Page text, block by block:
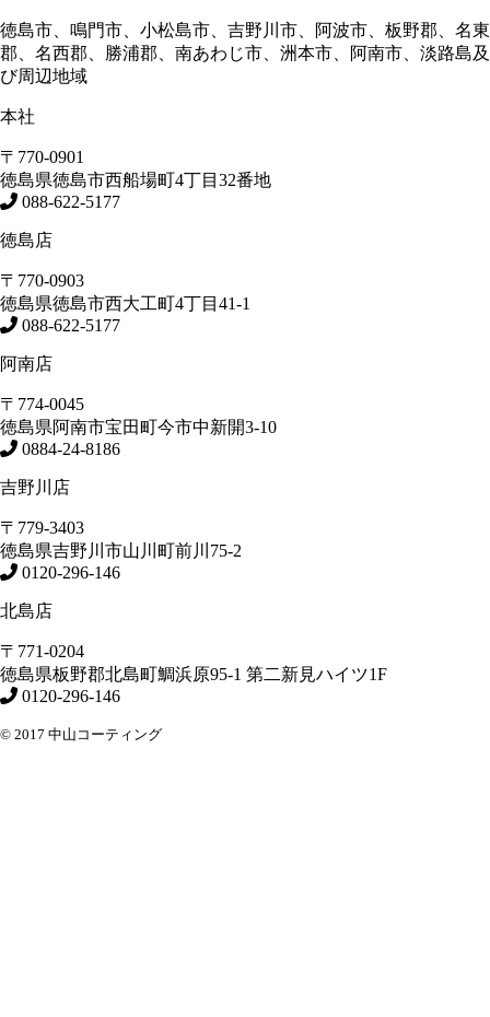
徳島市、鳴門市、小松島市、吉野川市、阿波市、板野郡、名東
郡、名西郡、勝浦郡、南あわじ市、洲本市、阿南市、淡路島及
び周辺地域
本社
〒770-0901
徳島県徳島市西船場町4丁目32番地
088-622-5177
徳島店
〒770-0903
徳島県徳島市西大工町4丁目41-1
088-622-5177
阿南店
〒774-0045
徳島県阿南市宝田町今市中新開3-10
0884-24-8186
吉野川店
〒779-3403
徳島県吉野川市山川町前川75-2
0120-296-146
北島店
〒771-0204
徳島県板野郡北島町鯛浜原95-1 第二新見ハイツ1F
0120-296-146
© 2017 中山コーティング